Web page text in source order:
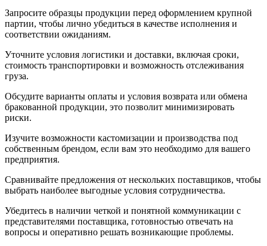
Запросите образцы продукции перед оформлением крупной
партии, чтобы лично убедиться в качестве исполнения и
соответствии ожиданиям.
Уточните условия логистики и доставки, включая сроки,
стоимость транспортировки и возможность отслеживания
груза.
Обсудите варианты оплаты и условия возврата или обмена
бракованной продукции, это позволит минимизировать
риски.
Изучите возможности кастомизации и производства под
собственным брендом, если вам это необходимо для вашего
предприятия.
Сравнивайте предложения от нескольких поставщиков, чтобы
выбрать наиболее выгодные условия сотрудничества.
Убедитесь в наличии четкой и понятной коммуникации с
представителями поставщика, готовностью отвечать на
вопросы и оперативно решать возникающие проблемы.